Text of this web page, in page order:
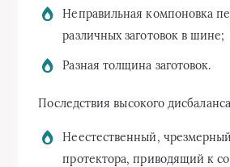
Неправильная компоновка
различных заготовок в шине;
Разная толщина заготовок.
Последствия высокого
Неестественный,
протектора, приводящий к